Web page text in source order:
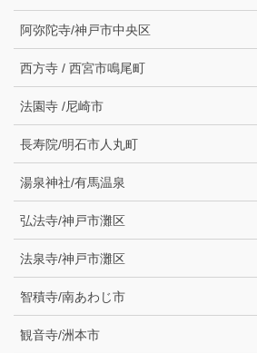
阿弥陀寺/神戸市中央区
西方寺 / 西宮市鳴尾町
法園寺 /尼崎市
長寿院/明石市人丸町
湯泉神社/有馬温泉
弘法寺/神戸市灘区
法泉寺/神戸市灘区
智積寺/南あわじ市
観音寺/洲本市